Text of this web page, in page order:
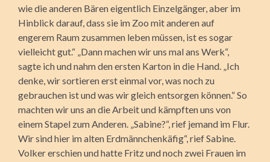
wie die anderen Bären eigentlich Einzelgänger, aber im
Hinblick darauf, dass sie im Zoo mit anderen auf
engerem Raum zusammen leben müssen, ist es sogar
vielleicht gut.“ „Dann machen wir uns mal ans Werk“,
sagte ich und nahm den ersten Karton in die Hand. „Ich
denke, wir sortieren erst einmal vor, was noch zu
gebrauchen ist und was wir gleich entsorgen können.“ So
machten wir uns an die Arbeit und kämpften uns von
einem Stapel zum Anderen. „Sabine?“, rief jemand im Flur.
Wir sind hier im alten Erdmännchenkäfig“, rief Sabine.
Volker erschien und hatte Fritz und noch zwei Frauen im